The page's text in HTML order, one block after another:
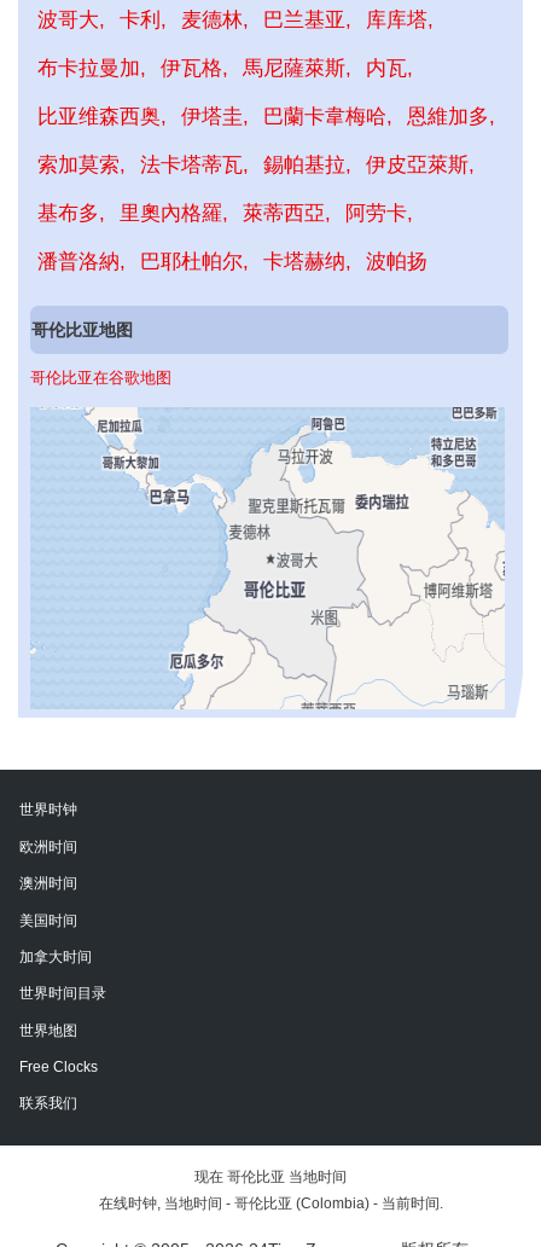
波哥大 卡利 麦德林 巴兰基亚 库库塔
布卡拉曼加 伊瓦格 馬尼薩萊斯 内瓦
比亚维森西奥 伊塔圭 巴蘭卡韋梅哈 恩維加多
索加莫索 法卡塔蒂瓦 錫帕基拉 伊皮亞萊斯
基布多 里奧內格羅 萊蒂西亞 阿劳卡
潘普洛納 巴耶杜帕尔 卡塔赫纳 波帕扬
哥伦比亚地图
哥伦比亚在谷歌地图
世界时钟
欧洲时间
澳洲时间
美国时间
加拿大时间
世界时间目录
世界地图
Free Clocks
联系我们
现在 哥伦比亚 当地时间
在线时钟, 当地时间 - 哥伦比亚 (Colombia) - 当前时间.